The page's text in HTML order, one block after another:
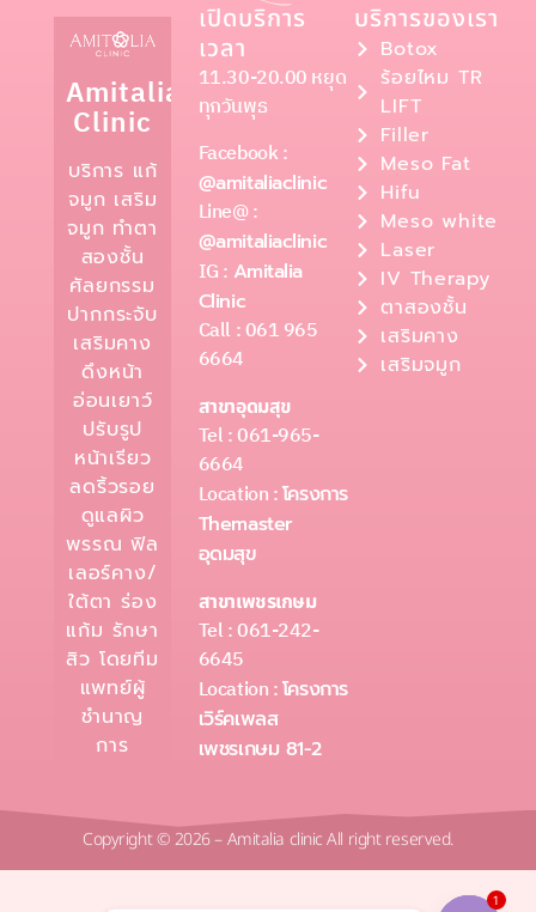
Amitalia
Clinic
บริการ แก้
จมูก เสริม
จมูก ทำตา
สองชั้น
ศัลยกรรม
ปากกระจับ
เสริมคาง
ดึงหน้า
อ่อนเยาว์
ปรับรูป
หน้าเรียว
ลดริ้วรอย
ดูแลผิว
พรรณ ฟิล
เลอร์คาง/
ใต้ตา ร่อง
แก้ม รักษา
สิว โดยทีม
แพทย์ผู้
ชำนาญ
การ
เปิดบริการ
เวลา
11.30-20.00 หยุด
ทุกวันพุธ
Facebook :
@amitaliaclinic
Line@ :
@amitaliaclinic
IG : Amitalia
Clinic
Call : 061 965
6664
สาขาอุดมสุข
Tel : 061-965-
6664
Location :โครงการ
Themaster
อุดมสุข
สาขาเพชรเกษม
Tel : 061-242-
6645
Location :โครงการ
เวิร์คเพลส
เพชรเกษม 81-2
บริการของเรา
Botox
ร้อยไหม TR
LIFT
Filler
Meso Fat
Hifu
Meso white
Laser
IV Therapy
ตาสองชั้น
เสริมคาง
เสริมจมูก
Copyright © 2026 – Amitalia clinic All right reserved.
1